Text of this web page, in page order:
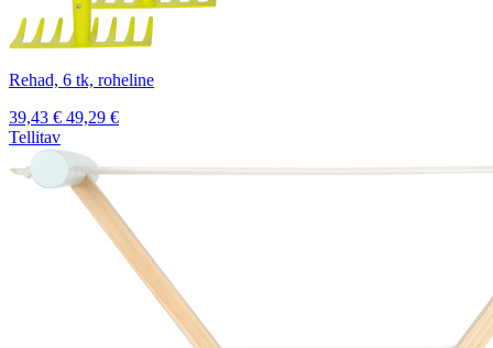
Rehad, 6 tk, roheline
39,43 € 49,29 €
Tellitav